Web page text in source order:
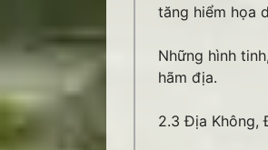
tăng hiểm họa
Những hình
hãm địa.
2.3 Địa Không,